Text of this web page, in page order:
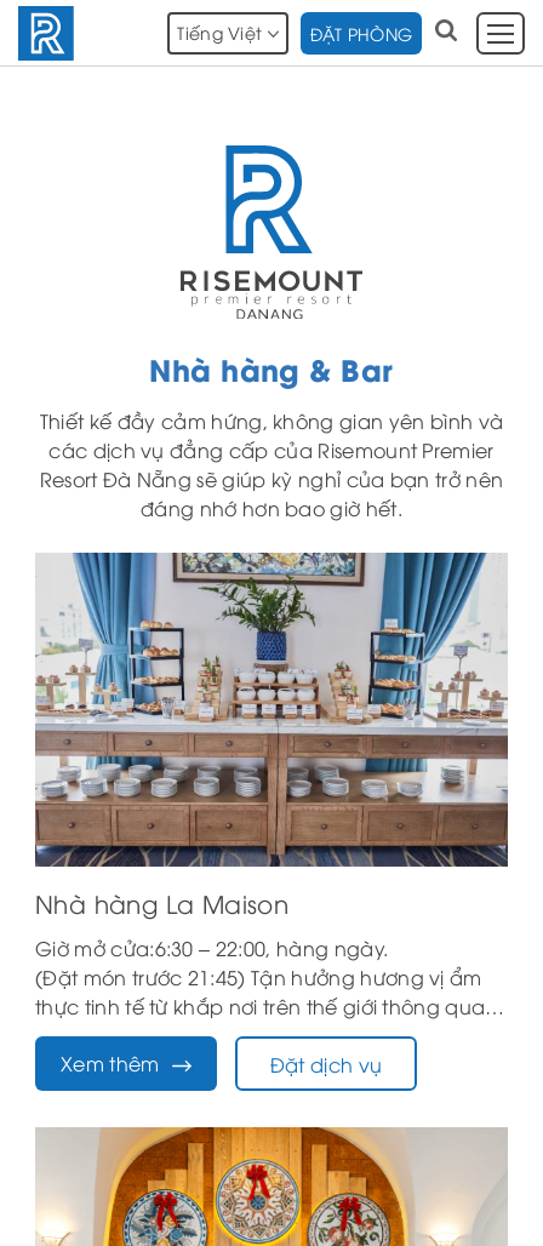
Tiếng Việt ĐẶT PHÒNG
Nhà hàng & Bar
Thiết kế đầy cảm hứng, không gian yên bình và
các dịch vụ đẳng cấp của Risemount Premier
Resort Đà Nẵng sẽ giúp kỳ nghỉ của bạn trở nên
đáng nhớ hơn bao giờ hết.
Nhà hàng La Maison
Giờ mở cửa:6:30 – 22:00, hàng ngày.
(Đặt món trước 21:45) Tận hưởng hương vị ẩm
thực tinh tế từ khắp nơi trên thế giới thông qua
sự kết hợp độc đáo giữa hai nền ẩm thực Á- Âu
tại nhà hàng La Maison. Với thiết kế bán mở
dành riêng cho khu vực bếp, các thực khách sẽ
dễ dàng chiêm ngưỡng những màn trình diễn
chế biến món ăn đầy thú vị được biểu diễn bởi
các đầu bếp tài năng của nhà hàng La
Maison…
Xem thêm Đặt dịch vụ